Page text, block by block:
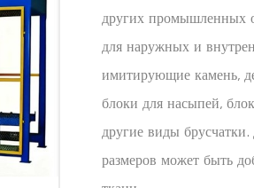
других промышленных
для наружных и
имитирующие камень,
блоки для насыпей,
другие виды
размеров может быть